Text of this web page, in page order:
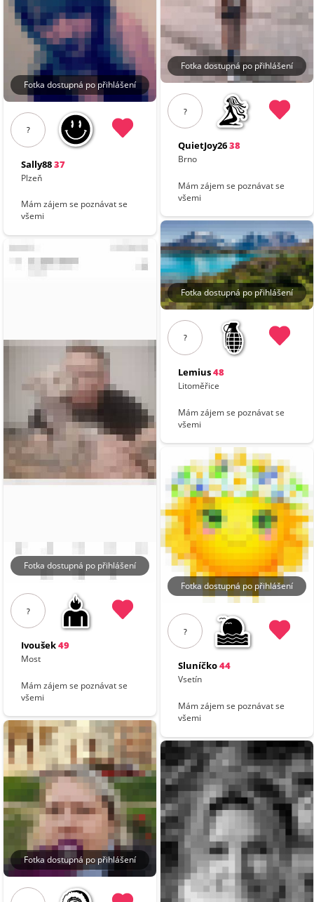
Fotka dostupná po přihlášení
?
Sally8837
Plzeň
Mám zájem se poznávat se
všemi
Fotka dostupná po přihlášení
?
Ivoušek49
Most
Mám zájem se poznávat se
všemi
Fotka dostupná po přihlášení
Fotka dostupná po přihlášení
?
QuietJoy2638
Brno
Mám zájem se poznávat se
všemi
Fotka dostupná po přihlášení
?
Lemius48
Litoměřice
Mám zájem se poznávat se
všemi
Fotka dostupná po přihlášení
?
Sluníčko44
Vsetín
Mám zájem se poznávat se
všemi